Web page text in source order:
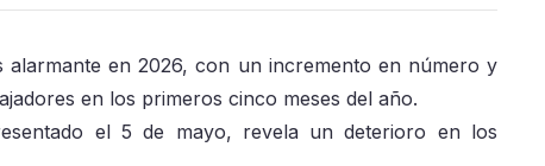
alarmante en 2026, con un incremento en número y
en los primeros cinco meses del año.
el 5 de mayo, revela un deterioro en los